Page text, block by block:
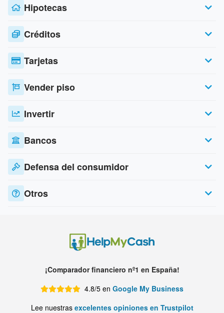
Hipotecas
Créditos
Tarjetas
Vender piso
Invertir
Bancos
Defensa del consumidor
Otros
¡Comparador financiero nº1 en España!
4.8/5 en Google My Business
Lee nuestras excelentes opiniones en Trustpilot